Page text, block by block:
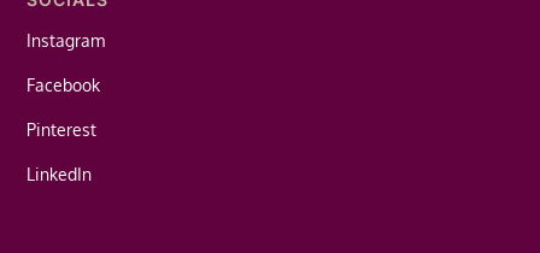
Instagram
Facebook
Pinterest
LinkedIn